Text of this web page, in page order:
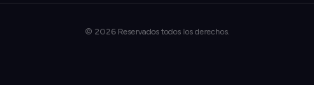
© 2026Reservados todos los derechos.